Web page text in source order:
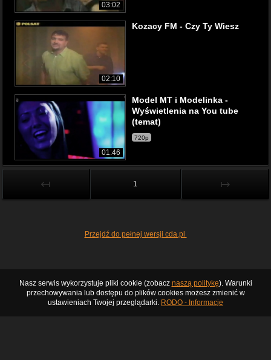
03:02
02:10
Kozacy FM - Czy Ty Wiesz
01:46
Model MT i Modelinka -
Wyświetlenia na You tube
(temat)
720p
↤ 1 ↦
Przejdź do pełnej wersji cda.pl
Nasz serwis wykorzystuje pliki cookie (zobacz naszą politykę). Warunki
przechowywania lub dostępu do plików cookies możesz zmienić w
ustawieniach Twojej przeglądarki. RODO - Informacje